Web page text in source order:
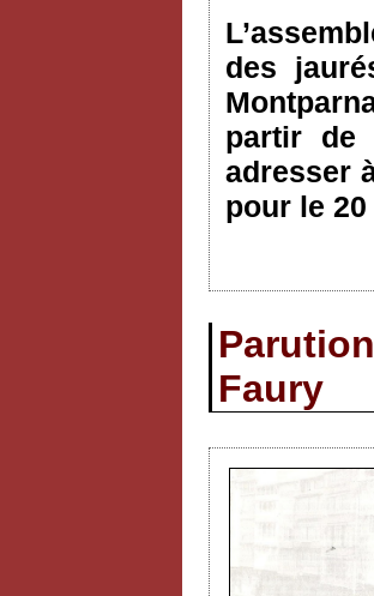
des
partir de
adresser
pour le
Faury